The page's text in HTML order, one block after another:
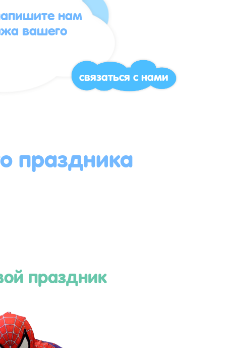
нам
вашего
связаться с нами
праздника
праздник